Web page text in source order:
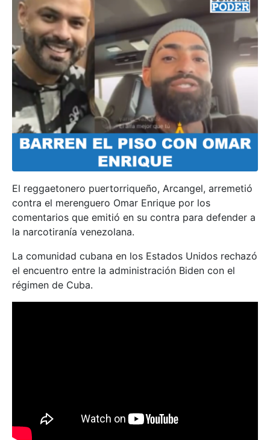
El reggaetonero puertorriqueño, Arcangel, arremetió
contra el merenguero Omar Enrique por los
comentarios que emitió en su contra para defender a
la narcotiranía venezolana.
La comunidad cubana en los Estados Unidos rechazó
el encuentro entre la administración Biden con el
régimen de Cuba.